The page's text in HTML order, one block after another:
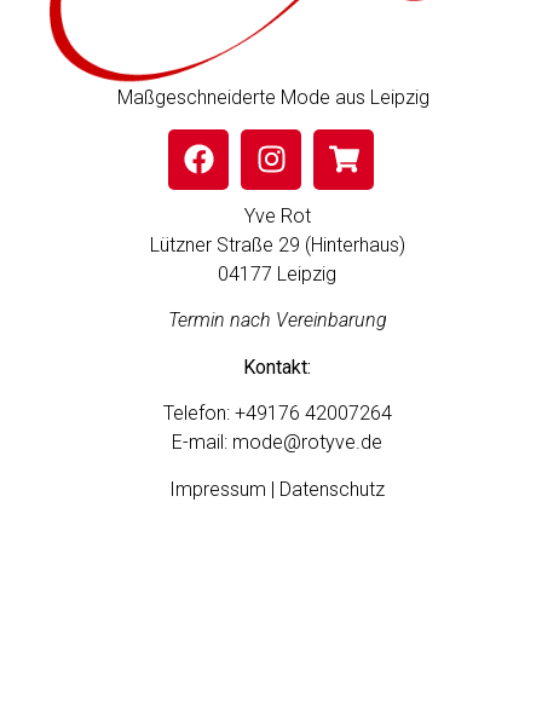
Maßgeschneiderte Mode aus Leipzig
Yve Rot
Lützner Straße 29 (Hinterhaus)
04177 Leipzig
Termin nach Vereinbarung
Kontakt:
Telefon: +49176 42007264
E-mail: mode@rotyve.de
Impressum | Datenschutz